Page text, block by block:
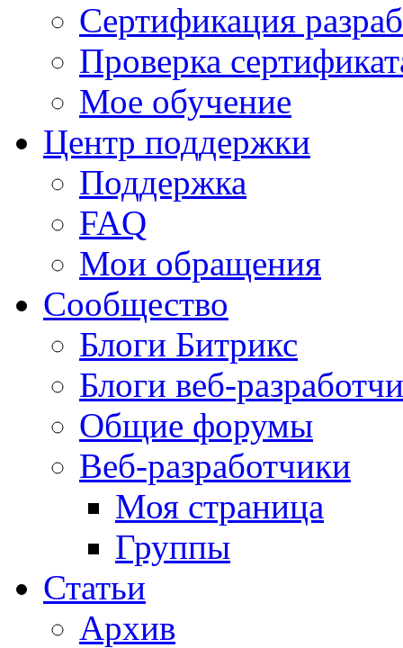
Сертификация
Проверка
Мое обучение
Центр поддержки
Поддержка
FAQ
Мои обращения
Сообщество
Блоги Битрикс
Блоги веб-
Общие форумы
Веб-разработчики
Моя страница
Группы
Статьи
Архив